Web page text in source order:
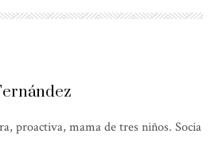
proactiva, mama de tres niños. Socia